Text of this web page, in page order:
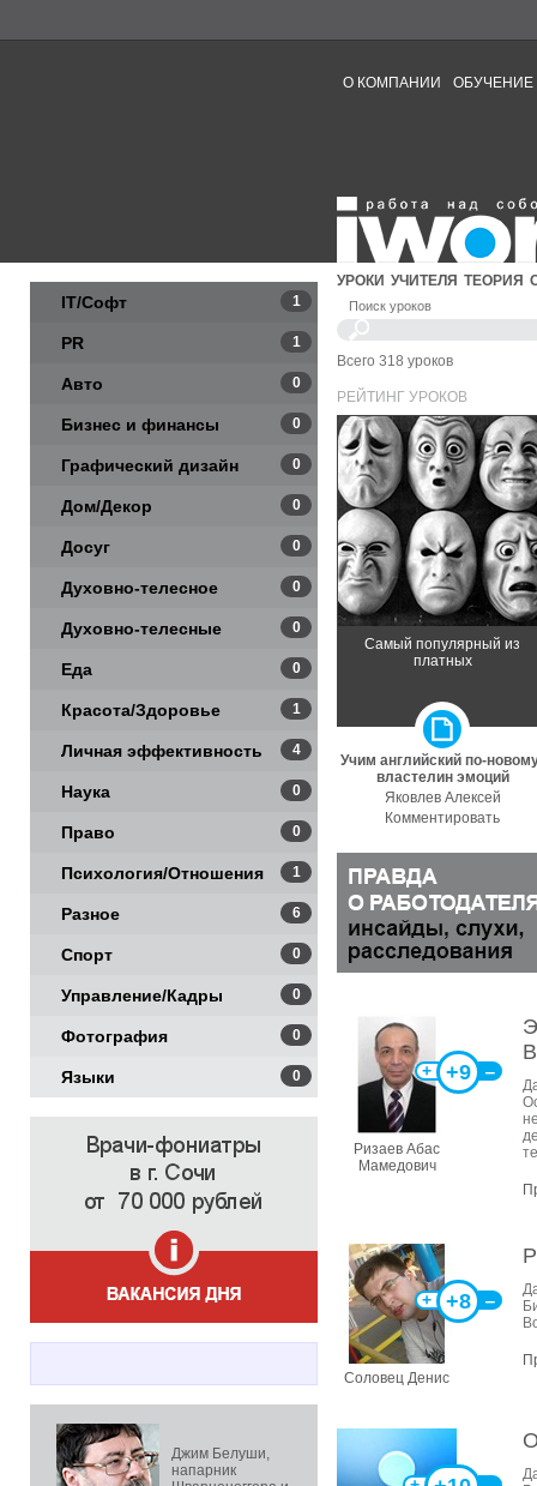
О КОМПАНИИ ОБУЧЕНИЕ
УРОКИ УЧИТЕЛЯ ТЕОРИЯ
Поиск уроков
Всего 318 уроков
РЕЙТИНГ УРОКОВ
Самый популярный из
платных
Учим английский по-
властелин эмоций
Яковлев Алексей
Комментировать
Ризаев Абас
Мамедович
+9
+ ‒
Соловец Денис
+8
+ ‒
IT/Софт 1
PR 1
Авто 0
Бизнес и финансы 0
Графический дизайн 0
Дом/Декор 0
Досуг 0
Духовно-телесное 0
Духовно-телесные
практики
0
Еда 0
Красота/Здоровье 1
Личная эффективность 4
Наука 0
Право 0
Психология/Отношения 1
Разное 6
Спорт 0
Управление/Кадры 0
Фотография 0
Языки 0
Джим Белуши,
напарник